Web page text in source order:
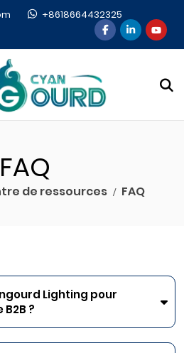
+8618664432325
FAQ
de ressources FAQ
Lighting pour
?